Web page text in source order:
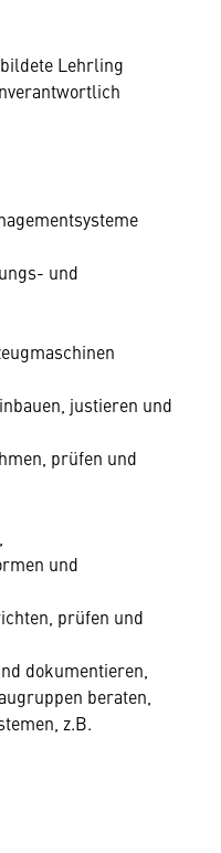
Lehrling
und
justieren und
prüfen und
und
prüfen und
dokumentieren,
beraten,
z.B.